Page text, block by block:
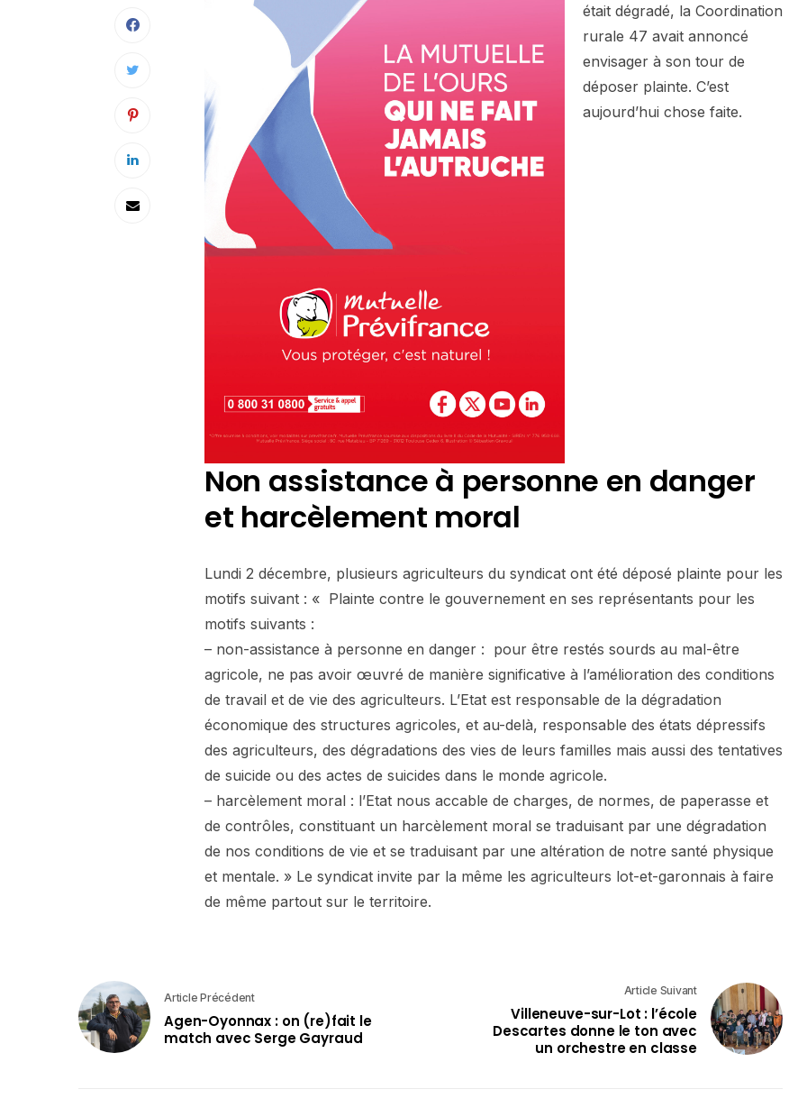
était dégradé, la Coordination
rurale 47 avait annoncé
envisager à son tour de
déposer plainte. C’est
aujourd’hui chose faite.
Non assistance à personne en danger
et harcèlement moral
Lundi 2 décembre, plusieurs agriculteurs du syndicat ont été déposé plainte pour les
motifs suivant : « Plainte contre le gouvernement en ses représentants pour les
motifs suivants :
– non-assistance à personne en danger : pour être restés sourds au mal-être
agricole, ne pas avoir œuvré de manière significative à l’amélioration des conditions
de travail et de vie des agriculteurs. L’Etat est responsable de la dégradation
économique des structures agricoles, et au-delà, responsable des états dépressifs
des agriculteurs, des dégradations des vies de leurs familles mais aussi des tentatives
de suicide ou des actes de suicides dans le monde agricole.
– harcèlement moral : l’Etat nous accable de charges, de normes, de paperasse et
de contrôles, constituant un harcèlement moral se traduisant par une dégradation
de nos conditions de vie et se traduisant par une altération de notre santé physique
et mentale. » Le syndicat invite par la même les agriculteurs lot-et-garonnais à faire
de même partout sur le territoire.
Article Précédent
Agen-Oyonnax : on (re)fait le
match avec Serge Gayraud
Article Suivant
Villeneuve-sur-Lot : l’école
Descartes donne le ton avec
un orchestre en classe